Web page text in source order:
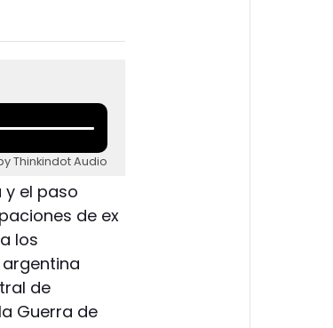
Thinkindot Audio
y el paso
de ex
los
de
Guerra de